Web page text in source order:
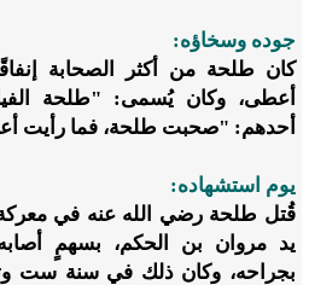
جوده وسخاؤه:
كان طلحة من أكثر الصحابة
أعطى، وكان يُسمى: "طلحة
أحدهم: "صحبت طلحة، فما رأيت
يوم استشهاده:
قُتل طلحةرضي الله عنه في
يد مروان بن الحكم، بسهمٍ
بجراحه، وكان ذلك في سنة ست